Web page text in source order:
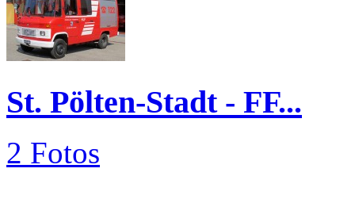
St. Pölten-Stadt - FF...
2 Fotos